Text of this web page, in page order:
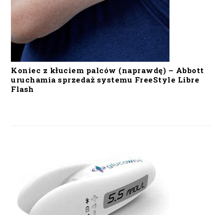
Koniec z kłuciem palców (naprawdę) – Abbott
uruchamia sprzedaż systemu FreeStyle Libre
Flash